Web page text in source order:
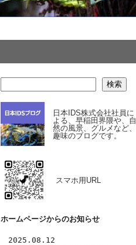
検索
日本IDS株式会社社員に
よる、早稲田界隈や、自
然の風景、グルメなど、
趣味のブログです。
スマホ用URL
ホームページからのお知らせ
2025.08.12